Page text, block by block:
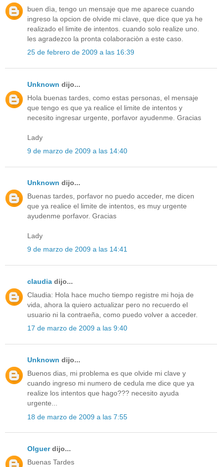
buen dìa, tengo un mensaje que me aparece cuando
ingreso la opcion de olvide mi clave, que dice que ya he
realizado el limite de intentos. cuando solo realize uno.
les agradezco la pronta colaboraciòn a este caso.
25 de febrero de 2009 a las 16:39
Unknown dijo...
Hola buenas tardes, como estas personas, el mensaje
que tengo es que ya realice el limite de intentos y
necesito ingresar urgente, porfavor ayudenme. Gracias
Lady
9 de marzo de 2009 a las 14:40
Unknown dijo...
Buenas tardes, porfavor no puedo acceder, me dicen
que ya realice el limite de intentos, es muy urgente
ayudenme porfavor. Gracias
Lady
9 de marzo de 2009 a las 14:41
claudia dijo...
Claudia: Hola hace mucho tiempo registre mi hoja de
vida, ahora la quiero actualizar pero no recuerdo el
usuario ni la contraeña, como puedo volver a acceder.
17 de marzo de 2009 a las 9:40
Unknown dijo...
Buenos dias, mi problema es que olvide mi clave y
cuando ingreso mi numero de cedula me dice que ya
realize los intentos que hago??? necesito ayuda
urgente...
18 de marzo de 2009 a las 7:55
Olguerdijo...
Buenas Tardes